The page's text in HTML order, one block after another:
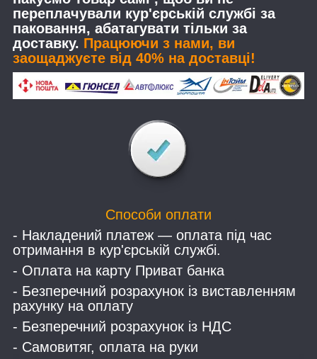
переплачували кур'єрській службі за
паковання, абатагувати тільки за
доставку. Працюючи з нами, ви
заощаджуєте від 40% на доставці!
Способи оплати
- Накладений платеж — оплата під час
отримання в кур'єрській службі.
- Оплата на карту Приват банка
- Безперечний розрахунок із виставленням
рахунку на оплату
- Безперечний розрахунок із НДС
- Самовитяг, оплата на руки